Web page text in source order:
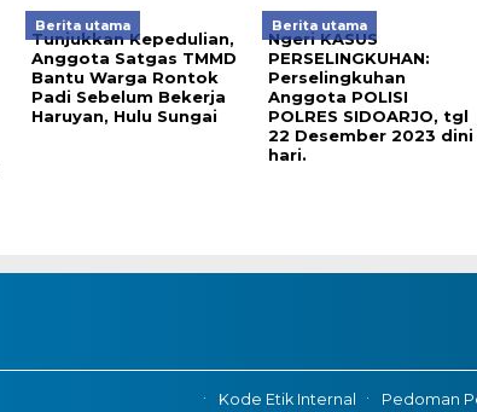
Berita utama
Tunjukkan Kepedulian,
Anggota Satgas TMMD
Bantu Warga Rontok
Padi Sebelum Bekerja
Haruyan, Hulu Sungai
Berita utama
Ngeri KASUS
PERSELINGKUHAN:
Perselingkuhan
Anggota POLISI
POLRES SIDOARJO, tgl
22 Desember 2023 dini
hari.
Kode Etik Internal Pedoman